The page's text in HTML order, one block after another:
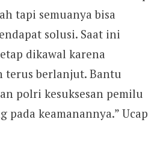
tapi semuanya bisa
solusi. Saat ini
dikawal karena
terus berlanjut. Bantu
polri kesuksesan pemilu
keamanannya.” Ucap